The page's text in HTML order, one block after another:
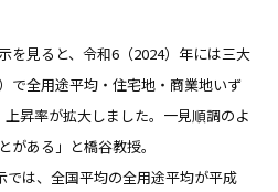
を見ると、令和6（2024）年には三大
で全用途平均・住宅地・商業地いず
昇率が拡大しました。一見順調のよ
がある」と橋谷教授。
では、全国平均の全用途平均が平成